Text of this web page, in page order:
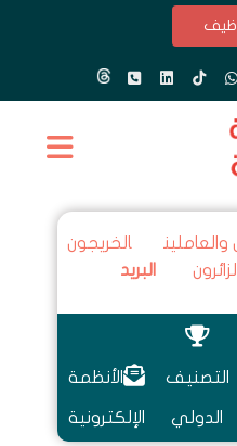
الخريجون
الزائرون البريد
التصنيف
الدولي
الأنظمة
الإلكترونية